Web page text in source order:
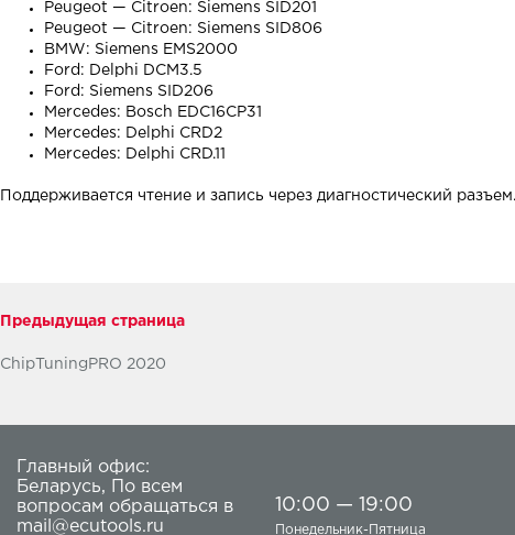
Peugeot — Citroen: Siemens SID201
Peugeot — Citroen: Siemens SID806
BMW: Siemens EMS2000
Ford: Delphi DCM3.5
Ford: Siemens SID206
Mercedes: Bosch EDC16CP31
Mercedes: Delphi CRD2
Mercedes: Delphi CRD.11
Поддерживается чтение и запись через диагностический разъем.
Предыдущая страница
ChipTuningPRO 2020
Главный офис:
Беларусь,
По всем
вопросам обращаться в
mail@ecutools.ru
10:00 — 19:00
Понедельник-Пятница